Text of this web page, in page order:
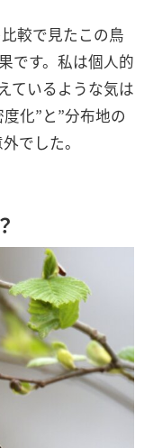
較で見たこの鳥
です。私は個人的
ているような気は
化”と”分布地の
でした。